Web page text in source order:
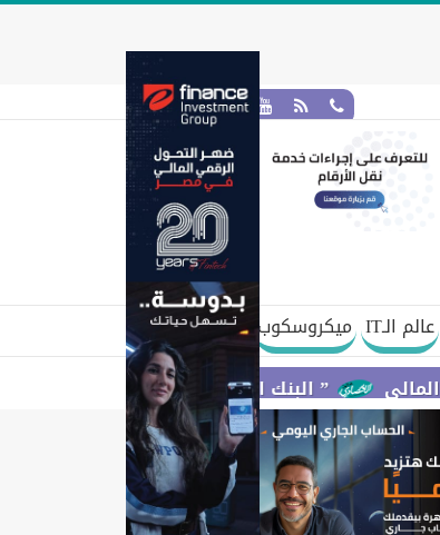
عالم الـIT
ميكروسكوب
” البنك المركزي” : معدلات الشمول المالي تواصل ارتفاعها 79% من المواطنين يمتلكون حسابات نشطة تمكنهم من